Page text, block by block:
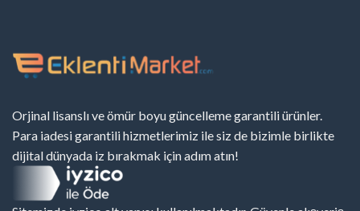
Orjinal lisanslı ve ömür boyu güncelleme garantili ürünler.
Para iadesi garantili hizmetlerimiz ile siz de bizimle birlikte
dijital dünyada iz bırakmak için adım atın!